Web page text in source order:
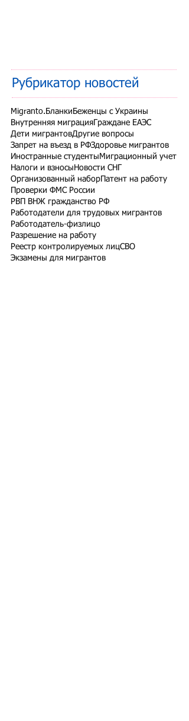
Рубрикатор новостей
Migranto.Бланки Беженцы с Украины
Внутренняя миграция Граждане ЕАЭС
Дети мигрантовДругие вопросы
Запрет на въезд в РФЗдоровье мигрантов
Иностранные студенты Миграционный учет
Налоги и взносы Новости СНГ
Организованный набор Патент на работу
Проверки ФМС России
РВП ВНЖ гражданство РФ
Работодатели для трудовых мигрантов
Работодатель-физлицо
Разрешение на работу
Реестр контролируемых лицСВО
Экзамены для мигрантов